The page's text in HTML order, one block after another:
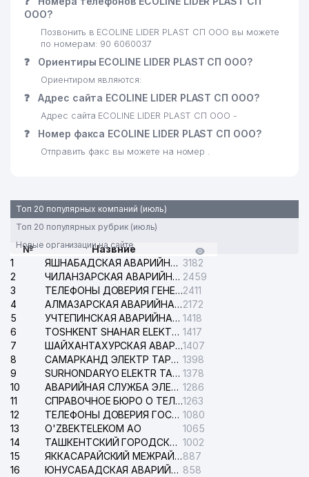
ООО?
Позвонить в ECOLINE LIDER PLAST СП ООО вы можете
по номерам: 90 6060037
❓ Ориентиры ECOLINE LIDER PLAST СП ООО?
Ориентиром являются:
❓ Адрес сайта ECOLINE LIDER PLAST СП ООО?
Адрес сайта ECOLINE LIDER PLAST СП ООО -
❓ Номер факса ECOLINE LIDER PLAST СП ООО?
Отправить факс вы можете на номер .
Топ 20 популярных компаний (июль)
Топ 20 популярных рубрик (июль)
Новые организации на сайте
№
Назвние
1
ЯШНАБАДСКАЯ АВАРИЙНАЯ СЛУЖБА ЭЛЕКТРОСЕТИ 3182
2
ЧИЛАНЗАРСКАЯ АВАРИЙНАЯ СЛУЖБА ЭЛЕКТРОСЕТИ 2459
3
ТЕЛЕФОНЫ ДОВЕРИЯ ГЕНЕРАЛЬНОЙ ПРОКУРАТУРЫ РЕСПУБЛИКИ УЗБЕКИСТАН2411
4
АЛМАЗАРСКАЯ АВАРИЙНАЯ СЛУЖБА ЭЛЕКТРОСЕТИ2172
5
УЧТЕПИНСКАЯ АВАРИЙНАЯ СЛУЖБА ЭЛЕКТРОСЕТИ 1418
6
TOSHKENT SHAHAR ELEKTR TARMOQLARI KORXONASI АО 1417
7
ШАЙХАНТАХУРСКАЯ АВАРИЙНАЯ СЛУЖБА ЭЛЕКТРОСЕТИ1407
8
САМАРКАНД ЭЛЕКТР ТАРМОКЛАРИ АО 1398
9
SURHONDARYO ELEKTR TARMOKLARI АО 1378
10
АВАРИЙНАЯ СЛУЖБА ЭЛЕКТРОСЕТИ ТАШКЕНТСКОГО РАЙОНА 1286
11
СПРАВОЧНОЕ БЮРО О ТЕЛЕФОНАХ ОРГАНИЗАЦИЙ г. ТАШКЕНТА1263
12
ТЕЛЕФОНЫ ДОВЕРИЯ ГОСУДАРСТВЕННОГО ЦЕНТРА ТЕСТИРОВАНИЯ 1080
13
O'ZBEKTELEKOM АО
1065
14
ТАШКЕНТСКИЙ ГОРОДСКОЙ СУД ПО ГРАЖДАНСКИМ ДЕЛАМ 1002
15
ЯККАСАРАЙСКИЙ МЕЖРАЙОННЫЙ СУД ПО ГРАЖДАНСКИМ ДЕЛАМ887
16
ЮНУСАБАДСКАЯ АВАРИЙНАЯ СЛУЖБА ЭЛЕКТРОСЕТИ 858